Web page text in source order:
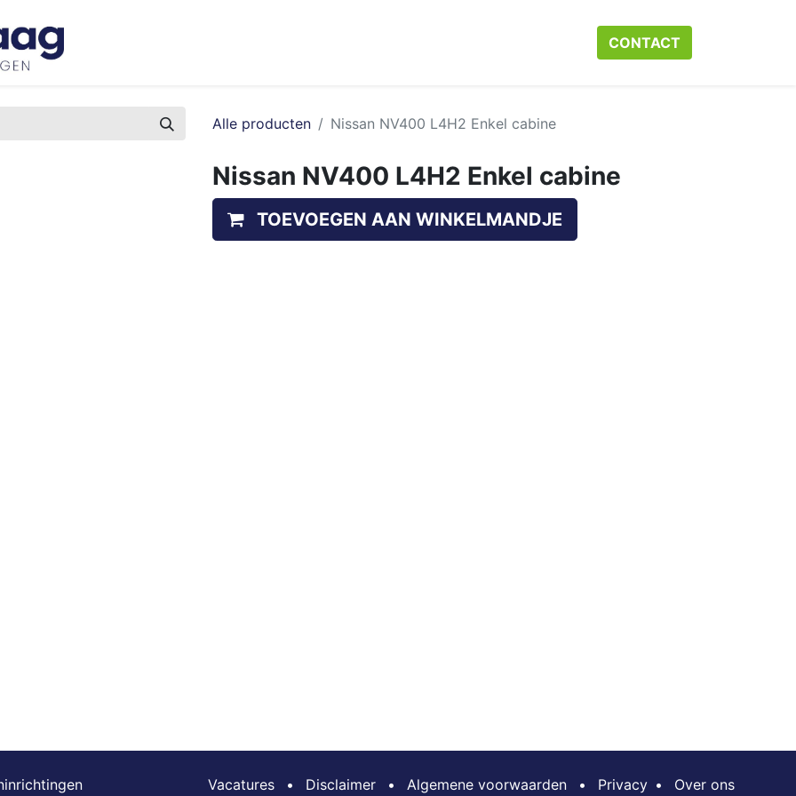
Neem contact op met ons Webshop
CONTACT​​​​
Alle producten Nissan NV400 L4H2 Enkel cabine
Nissan NV400 L4H2 Enkel cabine
TOEVOEGEN AAN WINKELMANDJE
Vacatures • Disclaimer • Algemene voorwaarden • Privacy • Over ons